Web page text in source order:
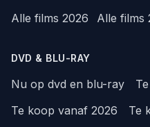
Alle films 2026
Alle films
DVD & BLU-RAY
Nu op dvd en blu-ray
Te koop vanaf 2026
Te